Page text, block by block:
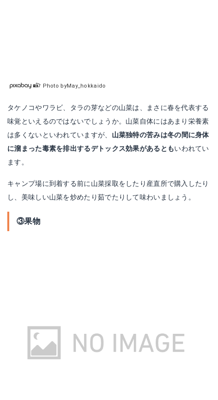
Photo byMay_hokkaido
タケノコやワラビ、タラの芽などの山菜は、まさに春を代表する
味覚といえるのではないでしょうか。山菜自体にはあまり栄養素
は多くないといわれていますが、 山菜独特の苦みは冬の間に身体
に溜まった毒素を排出するデトックス効果があるともいわれてい
ます。
キャンプ場に到着する前に山菜採取をしたり産直所で購入したり
し、美味しい山菜を炒めたり茹でたりして味わいましょう。
③果物